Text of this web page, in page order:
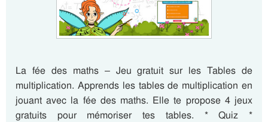
La fée des maths – Jeu gratuit sur les Tables de
multiplication. Apprends les tables de multiplication en
jouant avec la fée des maths. Elle te propose 4 jeux
gratuits pour mémoriser tes tables. * Quiz *